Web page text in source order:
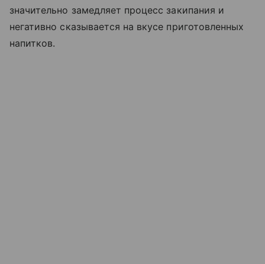
значительно замедляет процесс закипания и
негативно сказывается на вкусе приготовленных
напитков.